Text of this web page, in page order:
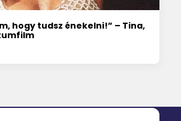
hogy tudsz énekelni!” – Tina,